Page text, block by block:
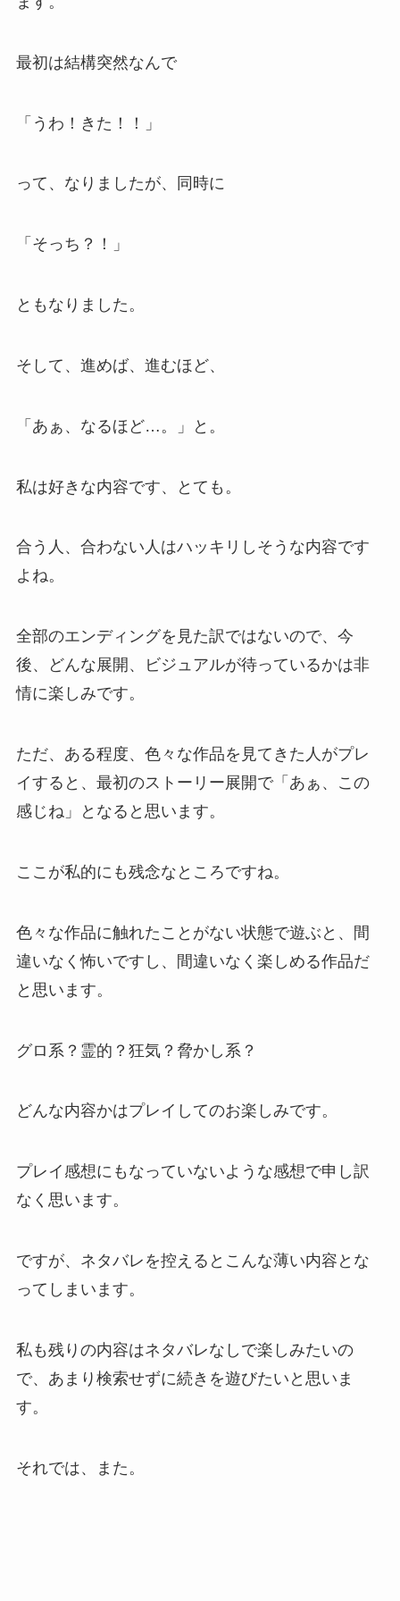
最初は結構突然なんで
「うわ！きた！！」
って、なりましたが、同時に
「そっち？！」
ともなりました。
そして、進めば、進むほど、
「あぁ、なるほど…。」と。
私は好きな内容です、とても。
合う人、合わない人はハッキリしそうな内容です
よね。
全部のエンディングを見た訳ではないので、今
後、どんな展開、ビジュアルが待っているかは非
情に楽しみです。
ただ、ある程度、色々な作品を見てきた人がプレ
イすると、最初のストーリー展開で「あぁ、この
感じね」となると思います。
ここが私的にも残念なところですね。
色々な作品に触れたことがない状態で遊ぶと、間
違いなく怖いですし、間違いなく楽しめる作品だ
と思います。
グロ系？霊的？狂気？脅かし系？
どんな内容かはプレイしてのお楽しみです。
プレイ感想にもなっていないような感想で申し訳
なく思います。
ですが、ネタバレを控えるとこんな薄い内容とな
ってしまいます。
私も残りの内容はネタバレなしで楽しみたいの
で、あまり検索せずに続きを遊びたいと思いま
す。
それでは、また。